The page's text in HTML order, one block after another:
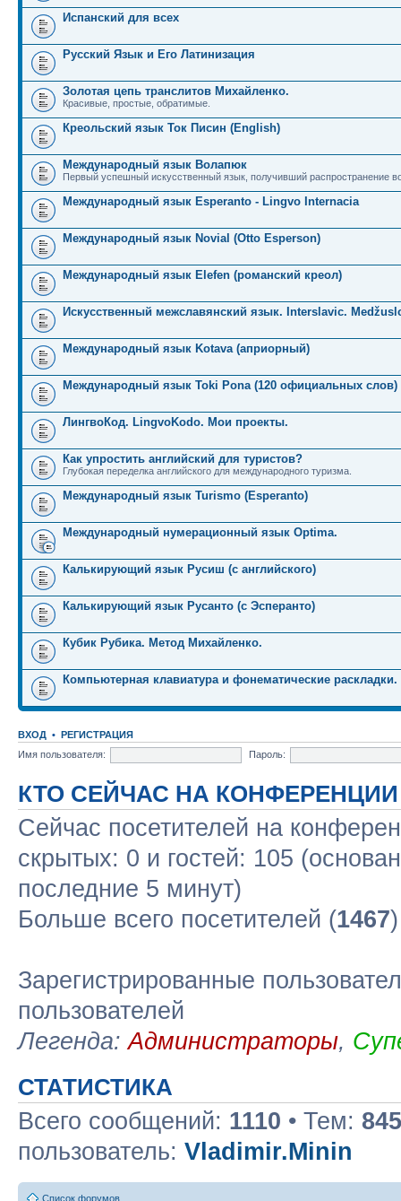
Испанский для всех
Русский Язык и Его Латинизация
Золотая цепь транслитов Михайленко.
Красивые, простые, обратимые.
Креольский язык Ток Писин (English)
Международный язык Волапюк
Первый успешный искусственный язык, получивший распространение
Международный язык Esperanto - Lingvo Internacia
Международный язык Novial (Otto Esperson)
Международный язык Elefen (романский креол)
Искусственный межславянский язык. Interslavic.
Международный язык Kotava (априорный)
Международный язык Toki Pona (120 официальных слов)
ЛингвоКод. LingvoKodo. Мои проекты.
Как упростить английский для туристов?
Глубокая переделка английского для международного туризма.
Международный язык Turismo (Esperanto)
Международный нумерационный язык Optima.
Калькирующий язык Русиш (с английского)
Калькирующий язык Русанто (с Эсперанто)
Кубик Рубика. Метод Михайленко.
Компьютерная клавиатура и фонематические раскладки.
ВХОД • РЕГИСТРАЦИЯ
Имя пользователя:
Пароль:
КТО СЕЙЧАС НА КОНФЕРЕНЦИИ
Сейчас посетителей на
скрытых: 0 и гостей: 105
последние 5 минут)
Больше всего посетителей (1467
Зарегистрированные
пользователей
Легенда:Администраторы,
СТАТИСТИКА
Всего сообщений: 1110 • Тем: 845
пользователь: Vladimir.Minin
Список форумов